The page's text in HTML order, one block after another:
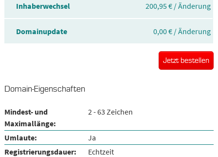
Inhaberwechsel 200,95 € / Änderung
Domainupdate 0,00 € / Änderung
Jetzt bestellen
Domain-Eigenschaften
Mindest- und
Maximallänge:
2 - 63 Zeichen
Umlaute:
Ja
Registrierungsdauer:
Echtzeit